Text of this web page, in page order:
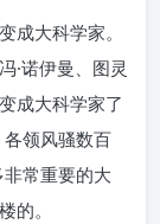
成大科学家。
·诺伊曼、图灵
成大科学家了
领风骚数百
常重要的大
的。